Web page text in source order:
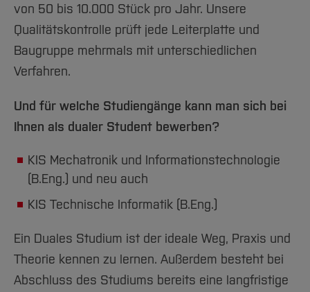
von 50 bis 10.000 Stück pro Jahr. Unsere
Qualitätskontrolle prüft jede Leiterplatte und
Baugruppe mehrmals mit unterschiedlichen
Verfahren.
Und für welche Studiengänge kann man sich bei
Ihnen als dualer Student bewerben?
KIS Mechatronik und Informationstechnologie
(B.Eng.) und neu auch
KIS Technische Informatik (B.Eng.)
Ein Duales Studium ist der ideale Weg, Praxis und
Theorie kennen zu lernen. Außerdem besteht bei
Abschluss des Studiums bereits eine langfristige